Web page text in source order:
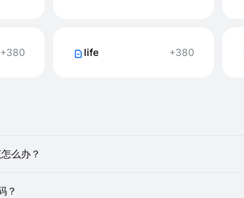
+380 life +380
么办？
？